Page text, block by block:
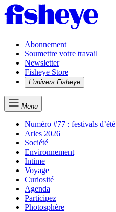
Abonnement
Soumettre votre travail
Newsletter
Fisheye Store
L'univers Fisheye
Menu
Numéro #77 : festivals d’été
Arles 2026
Société
Environnement
Intime
Voyage
Curiosité
Agenda
Participez
Photosphère